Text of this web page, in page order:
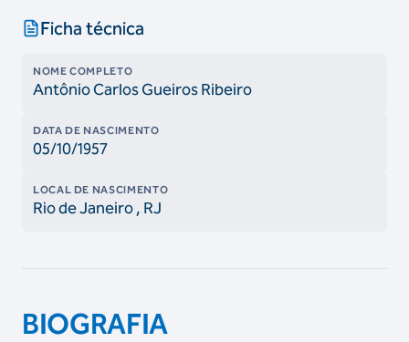
Ficha técnica
NOME COMPLETO
Antônio Carlos Gueiros Ribeiro
DATA DE NASCIMENTO
05/10/1957
LOCAL DE NASCIMENTO
Rio de Janeiro, RJ
BIOGRAFIA